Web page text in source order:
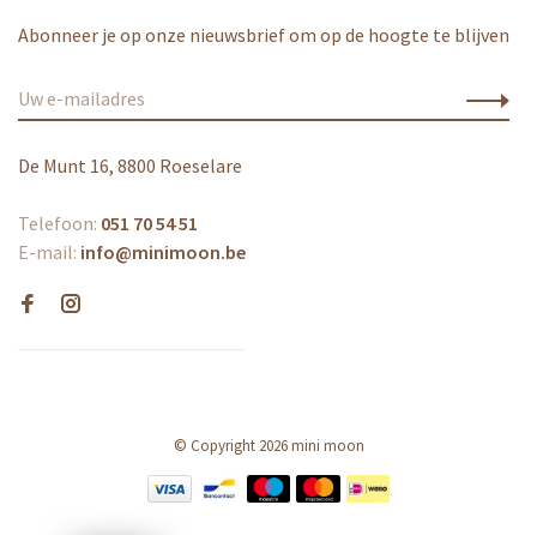
Abonneer je op onze nieuwsbrief om op de hoogte te blijven
De Munt 16, 8800 Roeselare
Telefoon: 051 70 54 51
E-mail: info@minimoon.be
© Copyright 2026 mini moon